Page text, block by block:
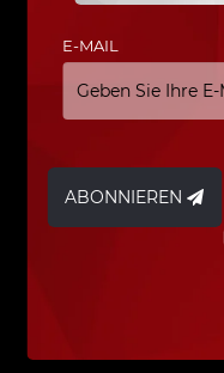
E-MAIL
ABONNIEREN